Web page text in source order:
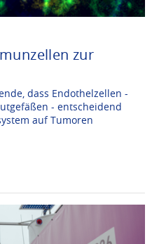
zur
dass Endothelzellen -
- entscheidend
auf Tumoren